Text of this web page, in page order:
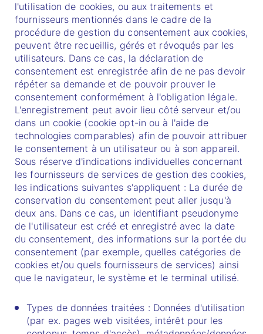
l'utilisation de cookies, ou aux traitements et
fournisseurs mentionnés dans le cadre de la
procédure de gestion du consentement aux cookies,
peuvent être recueillis, gérés et révoqués par les
utilisateurs. Dans ce cas, la déclaration de
consentement est enregistrée afin de ne pas devoir
répéter sa demande et de pouvoir prouver le
consentement conformément à l'obligation légale.
L'enregistrement peut avoir lieu côté serveur et/ou
dans un cookie (cookie opt-in ou à l'aide de
technologies comparables) afin de pouvoir attribuer
le consentement à un utilisateur ou à son appareil.
Sous réserve d'indications individuelles concernant
les fournisseurs de services de gestion des cookies,
les indications suivantes s'appliquent : La durée de
conservation du consentement peut aller jusqu'à
deux ans. Dans ce cas, un identifiant pseudonyme
de l'utilisateur est créé et enregistré avec la date
du consentement, des informations sur la portée du
consentement (par exemple, quelles catégories de
cookies et/ou quels fournisseurs de services) ainsi
que le navigateur, le système et le terminal utilisé.
Types de données traitées : Données d'utilisation
(par ex. pages web visitées, intérêt pour les